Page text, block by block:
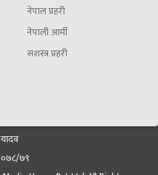
नेपाल प्रहरी
नेपाली आर्मी
सशस्त्र प्रहरी
७९